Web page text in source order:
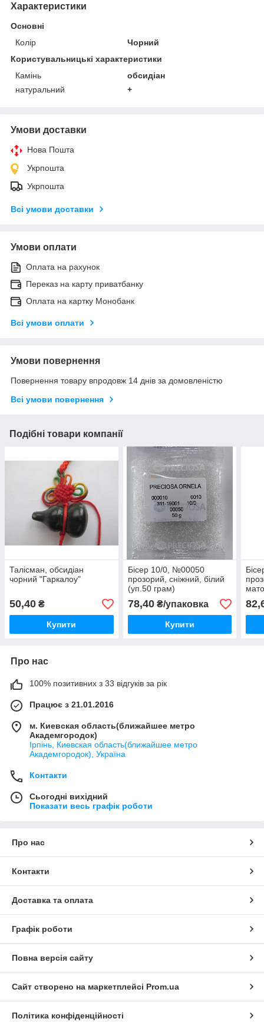
Характеристики
Основні
Колір
Чорний
Користувальницькі характеристики
Камінь
обсидіан
натуральний
+
Умови доставки
Нова Пошта
Укрпошта
Укрпошта
Всі умови доставки
Умови оплати
Оплата на рахунок
Переказ на карту приватбанку
Оплата на картку Монобанк
Всі умови оплати
Умови повернення
Повернення товару впродовж 14 днів за домовленістю
Всі умови повернення
Подібні товари компанії
Талісман, обсидіан
чорний "Гаркалоу"
50,40 ₴
Купити
Бісер 10/0, №00050
прозорий, сніжний, білий
(уп.50 грам)
78,40₴/упаковка
Купити
Про нас
100% позитивних з 33 відгуків за рік
Працює з 21.01.2016
м. Киевская область(ближайшее метро
Академгородок)
Ірпінь, Киевская область(ближайшее метро
Академгородок), Україна
Контакти
Сьогодні вихідний
Показати весь графік роботи
Про нас
Контакти
Доставка та оплата
Графік роботи
Повна версія сайту
Сайт створено на маркетплейсі Prom.ua
Політика конфіденційності